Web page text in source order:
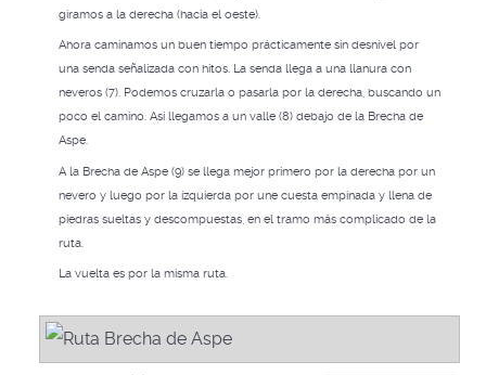
giramos a la derecha (hacia el oeste).
Ahora caminamos un buen tiempo prácticamente sin desnivel por
una senda señalizada con hitos. La senda llega a una llanura con
neveros (7). Podemos cruzarla o pasarla por la derecha, buscando un
poco el camino. Así llegamos a un valle (8) debajo de la Brecha de
Aspe.
A la Brecha de Aspe (9) se llega mejor primero por la derecha por un
nevero y luego por la izquierda por une cuesta empinada y llena de
piedras sueltas y descompuestas, en el tramo más complicado de la
ruta.
La vuelta es por la misma ruta.